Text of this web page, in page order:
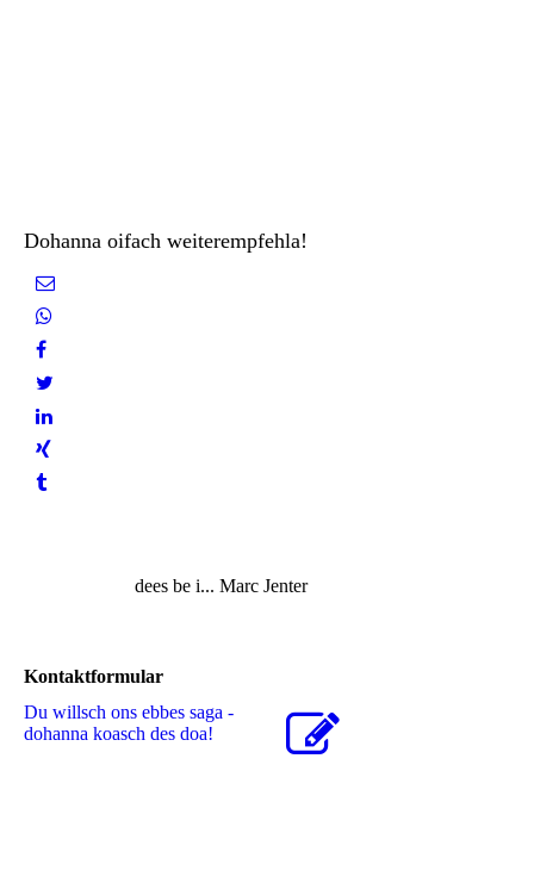
Dohanna oifach weiterempfehla!
dees be i... Marc Jenter
Kontaktformular
Du willsch ons ebbes saga -
dohanna koasch des doa!